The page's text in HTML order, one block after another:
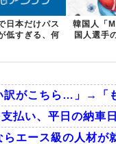
日本だけパス
低すぎる、何
韓国人「
国人選手
訳がこちら…」→「
払い、平日の納車
エース級の人材が